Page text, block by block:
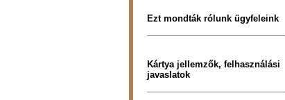
Ezt mondták rólunk ügyfeleink
Kártya jellemzők, felhasználási
javaslatok